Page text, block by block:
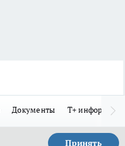
Документы Т+
Принять